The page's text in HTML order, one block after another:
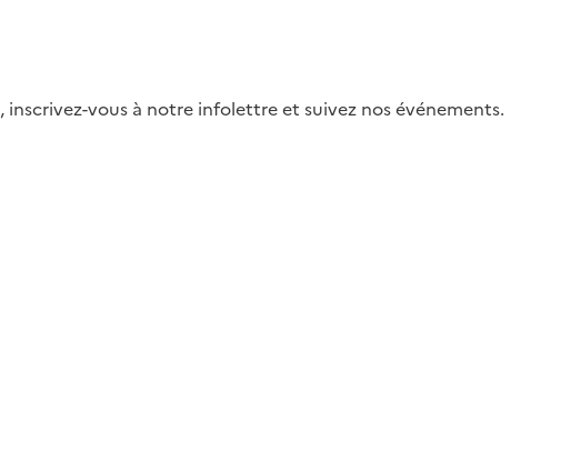
vous à notre infolettre et suivez nos événements.